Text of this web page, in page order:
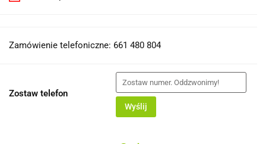
Zamówienie telefoniczne: 661 480 804
Zostaw telefon
Wyślij